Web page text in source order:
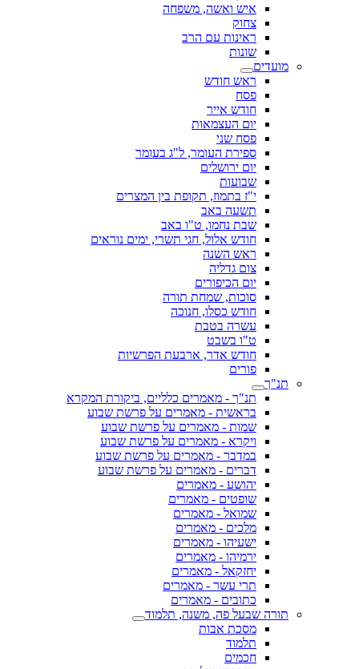
איש ואשה, משפחה
צחוק
ראינות עם הרב
שונות
מועדים
ראש חודש
פסח
חודש אייר
יום העצמאות
פסח שני
ספירת העומר, ל"ג בעומר
יום ירושלים
שבועות
י"ז בתמוז, תקופת בין המצרים
תשעה באב
שבת נחמו, ט"ו באב
חודש אלול, חגי תשרי, ימים נוראים
ראש השנה
צום גדליה
יום הכיפורים
סוכות, שמחת תורה
חודש כסלו, חנוכה
עשרה בטבת
ט"ו בשבט
חודש אדר, ארבעת הפרשיות
פורים
תנ"ך
תנ"ך - מאמרים כלליים, ביקורת המקרא
בראשית - מאמרים על פרשת שבוע
שמות - מאמרים על פרשת שבוע
ויקרא - מאמרים על פרשת שבוע
במדבר - מאמרים על פרשת שבוע
דברים - מאמרים על פרשת שבוע
יהושע - מאמרים
שופטים - מאמרים
שמואל - מאמרים
מלכים - מאמרים
ישעיהו - מאמרים
ירמיהו - מאמרים
יחזקאל - מאמרים
תרי עשר - מאמרים
כתובים - מאמרים
תורה שבעל פה, משנה, תלמוד
מסכת אבות
תלמוד
חכמים